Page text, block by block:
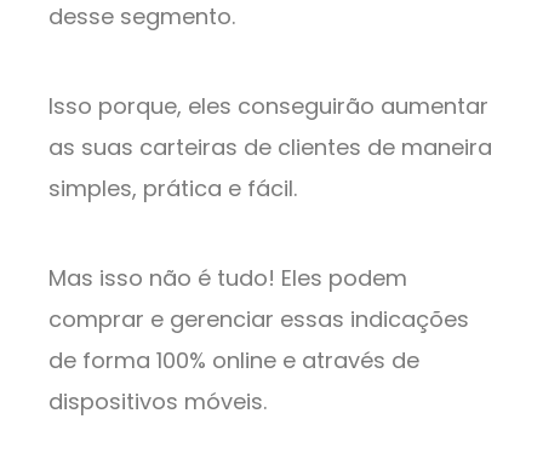
desse segmento.
Isso porque, eles conseguirão aumentar
as suas carteiras de clientes de maneira
simples, prática e fácil.
Mas isso não é tudo! Eles podem
comprar e gerenciar essas indicações
de forma 100% online e através de
dispositivos móveis.